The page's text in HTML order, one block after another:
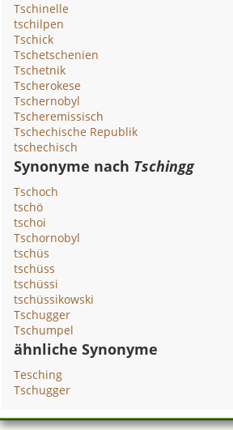
Tschinelle
tschilpen
Tschick
Tschetschenien
Tschetnik
Tscherokese
Tschernobyl
Tscheremissisch
Tschechische Republik
tschechisch
Synonyme nach Tschingg
Tschoch
tschö
tschoi
Tschornobyl
tschüs
tschüss
tschüssi
tschüssikowski
Tschugger
Tschumpel
ähnliche Synonyme
Tesching
Tschugger